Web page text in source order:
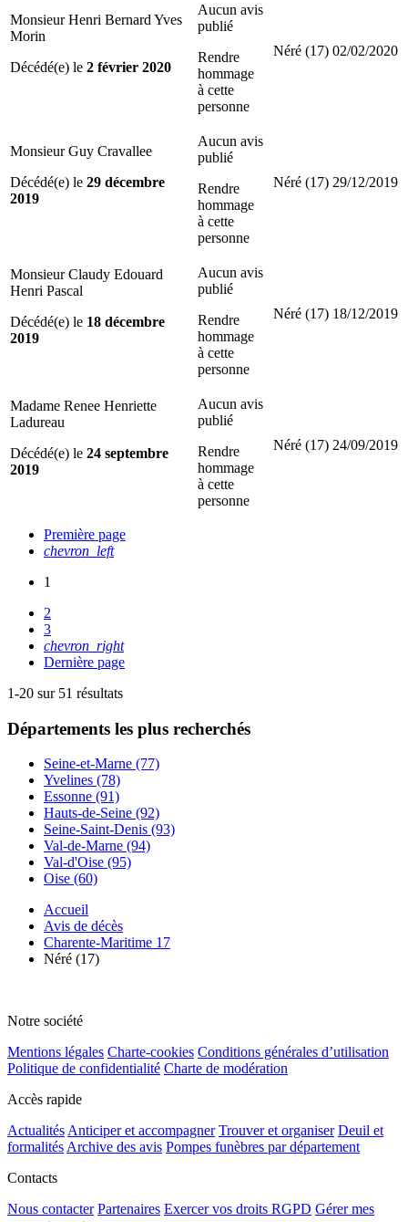
Monsieur Henri Bernard Yves
Morin
Décédé(e) le 2 février 2020
Aucun avis
publié
Rendre
hommage
à cette
personne
Néré (17) 02/02/2020
Monsieur Guy Cravallee
Décédé(e) le 29 décembre
2019
Aucun avis
publié
Rendre
hommage
à cette
personne
Néré (17) 29/12/2019
Monsieur Claudy Edouard
Henri Pascal
Décédé(e) le 18 décembre
2019
Aucun avis
publié
Rendre
hommage
à cette
personne
Néré (17) 18/12/2019
Madame Renee Henriette
Ladureau
Décédé(e) le 24 septembre
2019
Aucun avis
publié
Rendre
hommage
à cette
personne
Néré (17) 24/09/2019
Première page
chevron_left
1
2
3
chevron_right
Dernière page
1-20 sur 51 résultats
Départements les plus recherchés
Seine-et-Marne (77)
Yvelines (78)
Essonne (91)
Hauts-de-Seine (92)
Seine-Saint-Denis (93)
Val-de-Marne (94)
Val-d'Oise (95)
Oise (60)
Accueil
Avis de décès
Charente-Maritime 17
Néré (17)
Notre société
Mentions légales Charte-cookies Conditions générales d’utilisation
Politique de confidentialité Charte de modération
Accès rapide
Actualités Anticiper et accompagner Trouver et organiser Deuil et
formalités Archive des avis Pompes funèbres par département
Contacts
Nous contacter Partenaires Exercer vos droits RGPD Gérer mes